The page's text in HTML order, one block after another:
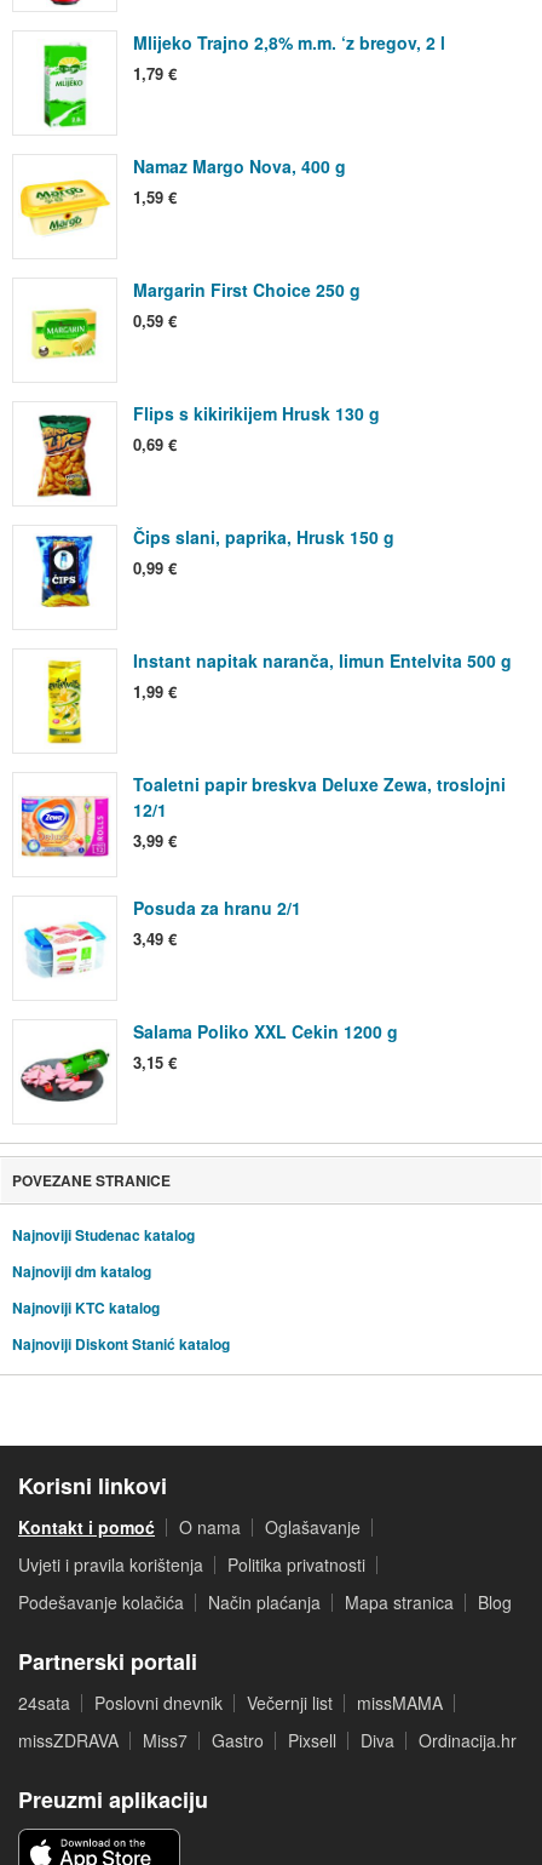
Mlijeko Trajno 2,8% m.m. ‘z bregov, 2 l
1,79 €
Namaz Margo Nova, 400 g
1,59 €
Margarin First Choice 250 g
0,59 €
Flips s kikirikijem Hrusk 130 g
0,69 €
Čips slani, paprika, Hrusk 150 g
0,99 €
Instant napitak naranča, limun Entelvita 500 g
1,99 €
Toaletni papir breskva Deluxe Zewa, troslojni
12/1
3,99 €
Posuda za hranu 2/1
3,49 €
Salama Poliko XXL Cekin 1200 g
3,15 €
POVEZANE STRANICE
Najnoviji Studenac katalog
Najnoviji dm katalog
Najnoviji KTC katalog
Najnoviji Diskont Stanić katalog
Korisni linkovi
Kontakt i pomoć O nama
Oglašavanje
Uvjeti i pravila korištenja
Politika privatnosti
Podešavanje kolačića
Način plaćanja Mapa stranica Blog
Partnerski portali
24sata Poslovni dnevnik Večernji list
missMAMA
missZDRAVA
Miss7 Gastro Pixsell Diva Ordinacija.hr
Preuzmi aplikaciju